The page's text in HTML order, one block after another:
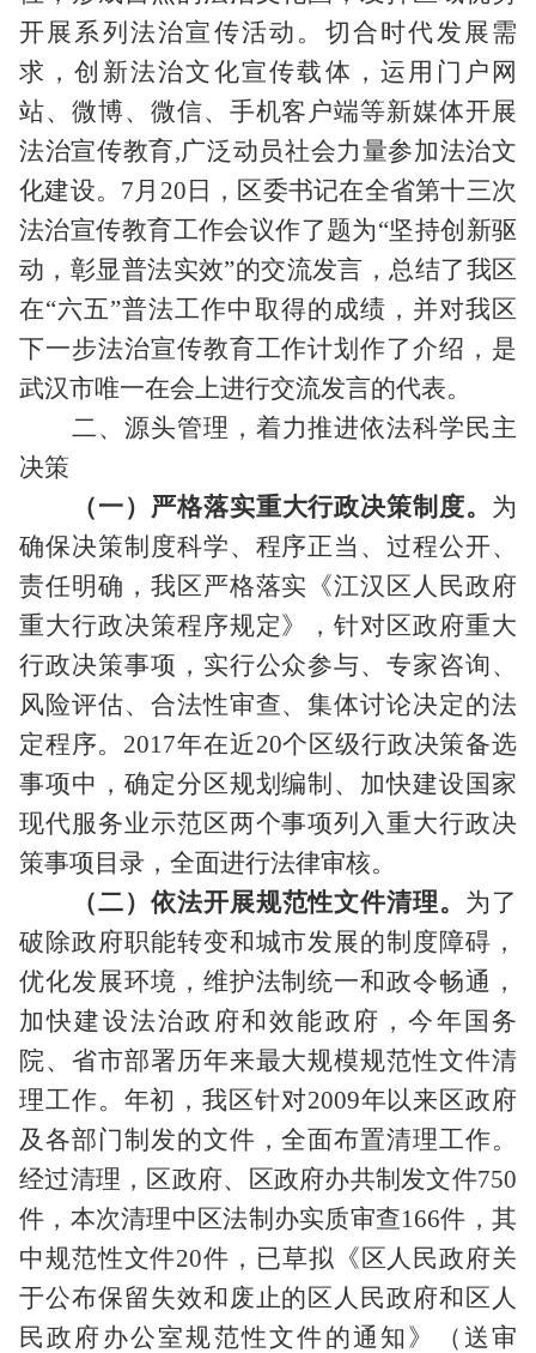
开展系列法治宣传活动。切合时代发展需
求，创新法治文化宣传载体，运用门户网
站、微博、微信、手机客户端等新媒体开展
法治宣传教育,广泛动员社会力量参加法治文
化建设。 7月 20 日，区委书记在全省第十三次
法治宣传教育工作会议作了题为“坚持创新驱
动，彰显普法实效”的交流发言，总结了我区
在“六五”普法工作中取得的成绩，并对我区
下一步法治宣传教育工作计划作了介绍，是
武汉市唯一在会上进行交流发言的代表。
二、源头管理，着力推进依法科学民主
决策
（一）严格落实重大行政决策制度。 为
确保决策制度科学、程序正当、过程公开、
责任明确，我区严格落实《江汉区人民政府
重大行政决策程序规定》，针对区政府重大
行政决策事项，实行公众参与、专家咨询、
风险评估、合法性审查、集体讨论决定的法
定程序。 2017年在近20个区级行政决策备选
事项中，确定分区规划编制、加快建设国家
现代服务业示范区两个事项列入重大行政决
策事项目录，全面进行法律审核。
（二）依法开展规范性文件清理。 为了
破除政府职能转变和城市发展的制度障碍，
优化发展环境，维护法制统一和政令畅通，
加快建设法治政府和效能政府，今年国务
院、省市部署历年来最大规模规范性文件清
理工作。年初，我区针对2009年以来区政府
及各部门制发的文件，全面布置清理工作。
经过清理，区政府、区政府办共制发文件750
件，本次清理中区法制办实质审查166件，其
中规范性文件20件，已草拟《区人民政府关
于公布保留失效和废止的区人民政府和区人
民政府办公室规范性文件的通知》（送审